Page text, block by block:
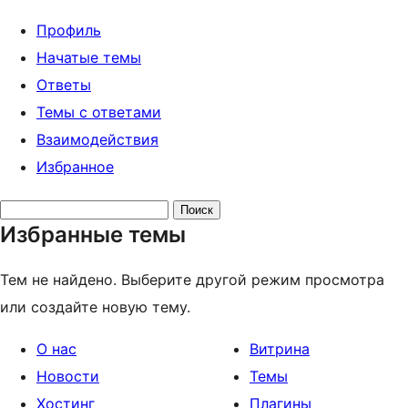
Профиль
Начатые темы
Ответы
Темы с ответами
Взаимодействия
Избранное
тем:
Избранные темы
Тем не найдено. Выберите другой режим просмотра
или создайте новую тему.
О нас
Новости
Хостинг
Витрина
Темы
Плагины